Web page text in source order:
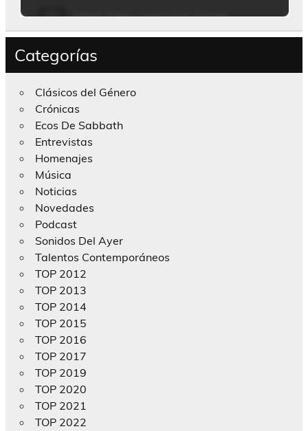
Categorías
Clásicos del Género
Crónicas
Ecos De Sabbath
Entrevistas
Homenajes
Música
Noticias
Novedades
Podcast
Sonidos Del Ayer
Talentos Contemporáneos
TOP 2012
TOP 2013
TOP 2014
TOP 2015
TOP 2016
TOP 2017
TOP 2019
TOP 2020
TOP 2021
TOP 2022